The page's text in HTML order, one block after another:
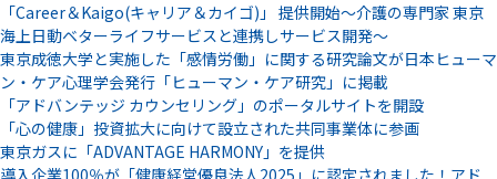
「Career＆Kaigo(キャリア＆カイゴ)」 提供開始～介護の専門家 東京
海上日動ベターライフサービスと連携しサービス開発～
東京成徳大学と実施した「感情労働」に関する研究論文が日本ヒューマ
ン・ケア心理学会発行「ヒューマン・ケア研究」に掲載
「アドバンテッジ カウンセリング」のポータルサイトを開設
「心の健康」投資拡大に向けて設立された共同事業体に参画
東京ガスに「ADVANTAGE HARMONY」を提供
導入企業100％が「健康経営優良法人2025」に認定されました！アド